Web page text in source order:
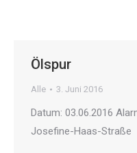
Ölspur
Alle 3. Juni 2016
Datum: 03.06.2016
Josefine-Haas-Straße